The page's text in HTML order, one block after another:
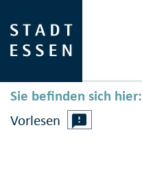
Sie befinden sich hier:
Vorlesen